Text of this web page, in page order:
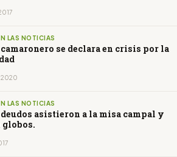
LAS NOTICIAS
se declara en crisis por la
2020
LAS NOTICIAS
asistieron a la misa campal y